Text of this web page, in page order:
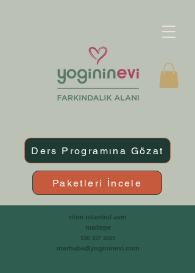
Ders Programına Gözat
Paketleri İncele
ritim istanbul avm
maltepe
530 257 2623
merhaba@yogininevi.com